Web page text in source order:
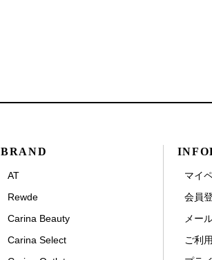
BRAND
AT
Rewde
Carina Beauty
Carina Select
マイ
会員
メー
ご利